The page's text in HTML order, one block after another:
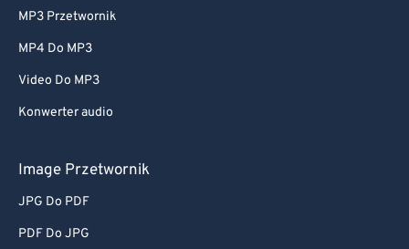
MP3 Przetwornik
MP4 Do MP3
Video Do MP3
Konwerter audio
Image Przetwornik
JPG Do PDF
PDF Do JPG